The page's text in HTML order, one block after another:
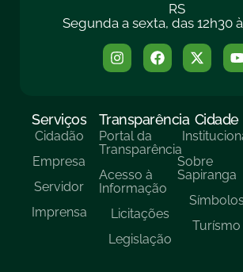
RS
Segunda a sexta, das 12h30
Serviços
Cidadão
Empresa
Servidor
Imprensa
Transparência
Portal da
Transparência
Acesso à
Informação
Licitações
Legislação
Cidade
Sobre
Sapiranga
Símbolos
Turísmo